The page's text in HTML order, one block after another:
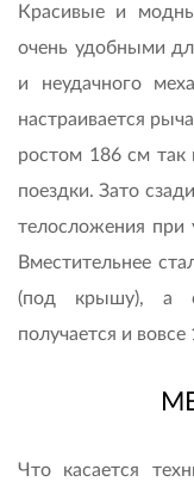
Красивые и
очень удобными
и неудачного
настраивается
ростом 186 см так
поездки. Зато
телосложения при
Вместительнее
(под крышу), а
получается и вовсе
Что касается